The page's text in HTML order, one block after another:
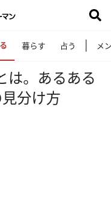
暮らす 占う メ
は。あるある
分け方